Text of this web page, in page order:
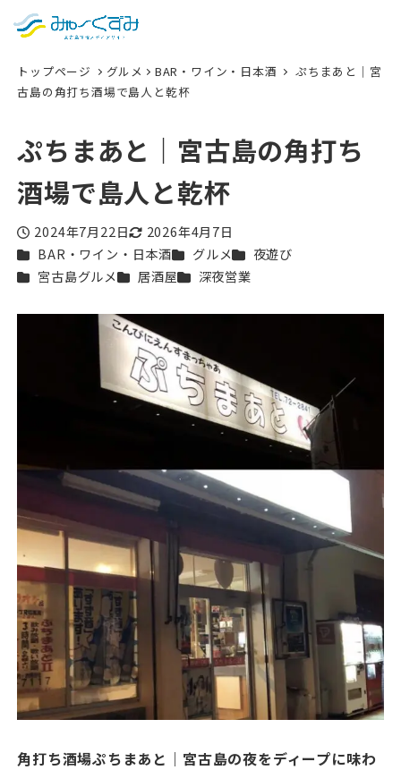
한국어
検索
トップページ グルメ BAR・ワイン・日本酒
ぷちまあと｜宮
古島の角打ち酒場で島人と乾杯
ぷちまあと｜宮古島の角打ち
酒場で島人と乾杯
投稿日
2024年7月22日
更新日
2026年4月7日
カテゴリー
BAR・ワイン・日本酒カテゴリー
グルメカテゴリー
夜遊び
カテゴリー
宮古島グルメカテゴリー
居酒屋カテゴリー
深夜営業
角打ち酒場ぷちまあと｜宮古島の夜をディープに味わ